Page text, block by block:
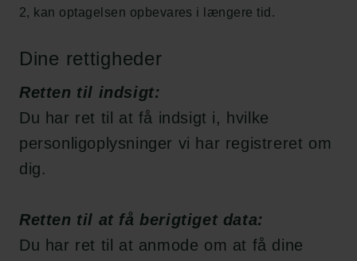
2, kan optagelsen opbevares i længere tid.
Dine rettigheder
Retten til indsigt:
Du har ret til at få indsigt i, hvilke
personligoplysninger vi har registreret om
dig.
Retten til at få berigtiget data:
Du har ret til at anmode om at få dine
Pressekontakt
Nyhedsbrev
Databeskyttelsespolitik
Politik for dataetik
Whistleblowerordning
Carlsbergfamilien
Carlsberg Group
Carlsberg Laboratorium